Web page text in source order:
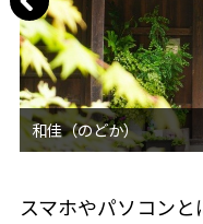
スマホやパソコン